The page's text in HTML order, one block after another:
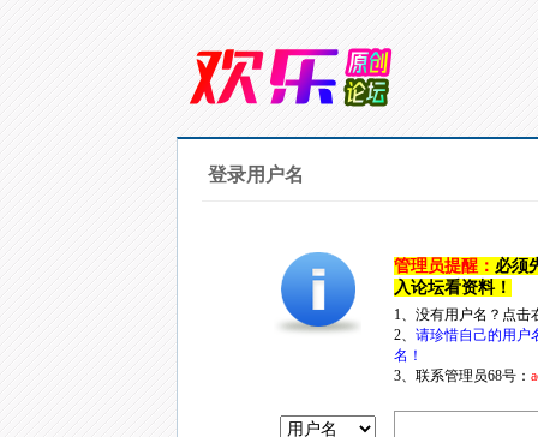
登录用户名
管理员提醒： 必须
入论坛看资料！
1、没有用户名？点
2、 请珍惜自己的用户
名！
3、联系管理员68号：